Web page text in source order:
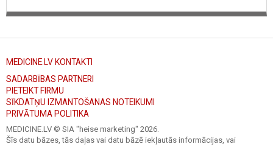
MEDICINE.LV KONTAKTI
SADARBĪBAS PARTNERI
PIETEIKT FIRMU
SĪKDATŅU IZMANTOŠANAS NOTEIKUMI
PRIVĀTUMA POLITIKA
MEDICINE.LV © SIA "heise marketing" 2026.
Šīs datu bāzes, tās daļas vai datu bāzē iekļautās informācijas, vai